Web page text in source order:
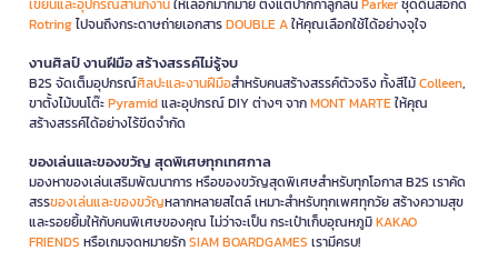
เขียนและอุปกรณ์สำนักงานให้เลือกมากมาย ตั้งแต่ปากกาลูกลื่นParkerชุดดินสอกด
Rotringไปจนถึงกระดาษถ่ายเอกสารDOUBLE Aให้คุณเลือกใช้ได้อย่างจุใจ
งานศิลป์ งานฝีมือ สร้างสรรค์ไม่รู้จบ
B2S จัดเต็มอุปกรณ์ศิลปะและงานฝีมือสำหรับคนสร้างสรรค์ตัวจริง ทั้งสีไม้Colleen,
ขาตั้งไม้บนโต๊ะPyramidและอุปกรณ์ DIY ต่างๆ จากMONT MARTEให้คุณ
สร้างสรรค์ได้อย่างไร้ขีดจำกัด
ของเล่นและของขวัญ สุดพิเศษทุกเทศกาล
มองหาของเล่นเสริมพัฒนาการ หรือของขวัญสุดพิเศษสำหรับทุกโอกาส B2S เราคัด
สรรของเล่นและของขวัญหลากหลายสไตล์ เหมาะสำหรับทุกเพศทุกวัย สร้างความสุข
และรอยยิ้มให้กับคนพิเศษของคุณ ไม่ว่าจะเป็น กระเป๋าเก็บอุณหภูมิKAKAO
FRIENDS หรือเกมจดหมายรักSIAM BOARDGAMES เรามีครบ!